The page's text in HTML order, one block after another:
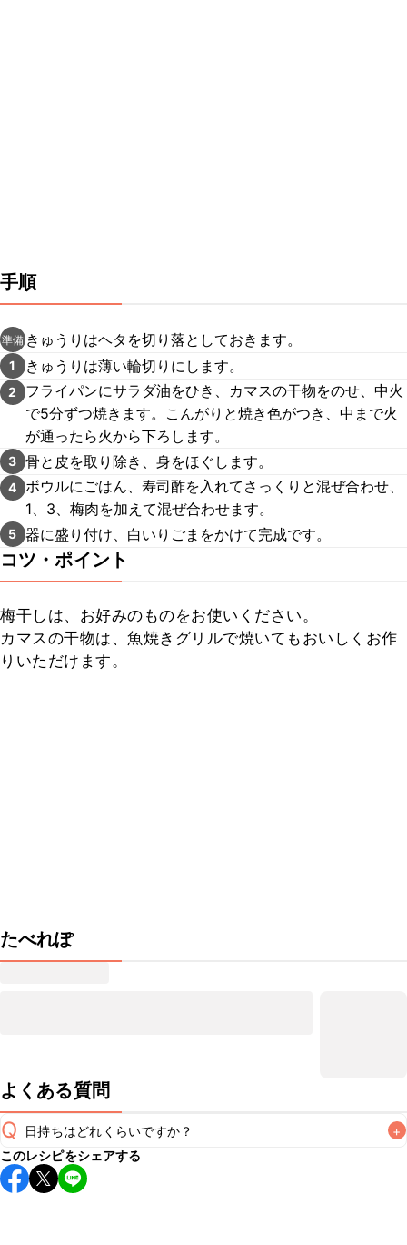
手順
準備 きゅうりはヘタを切り落としておきます。
1 きゅうりは薄い輪切りにします。
2
フライパンにサラダ油をひき、カマスの干物をのせ、中火
で5分ずつ焼きます。こんがりと焼き色がつき、中まで火
が通ったら火から下ろします。
3 骨と皮を取り除き、身をほぐします。
4 ボウルにごはん、寿司酢を入れてさっくりと混ぜ合わせ、
1、3、梅肉を加えて混ぜ合わせます。
5 器に盛り付け、白いりごまをかけて完成です。
コツ・ポイント
梅干しは、お好みのものをお使いください。
カマスの干物は、魚焼きグリルで焼いてもおいしくお作
りいただけます。
たべれぽ
よくある質問
Q 日持ちはどれくらいですか？ +
保存期間は冷蔵で当日中が目安です。なるべくお早めにお召
し上がりください。
このレシピをシェアする